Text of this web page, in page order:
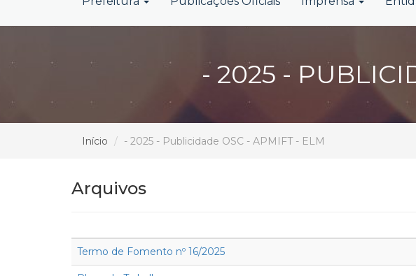
- 2025 -
Início - 2025 - Publicidade OSC - APMIFT - ELM
Arquivos
Termo de Fomento nº 16/2025